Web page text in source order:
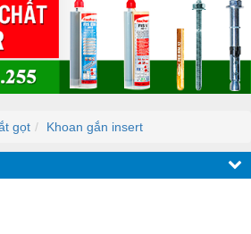
gọt Khoan gắn insert